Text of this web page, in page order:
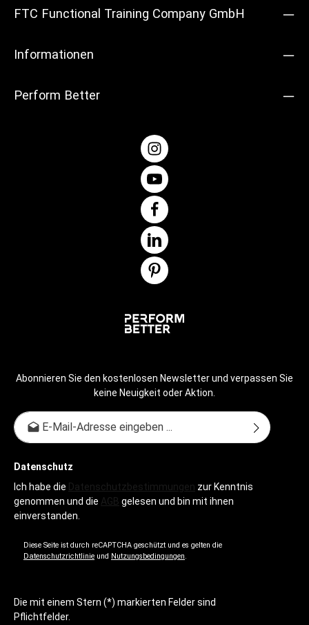
FTC Functional Training Company GmbH
Informationen
Perform Better
Abonnieren Sie den kostenlosen Newsletter und verpassen Sie
keine Neuigkeit oder Aktion.
Datenschutz
Ich habe die Datenschutzbestimmungen zur Kenntnis
genommen und die AGB gelesen und bin mit ihnen
einverstanden.
Diese Seite ist durch reCAPTCHA geschützt und es gelten die
Datenschutzrichtlinie und Nutzungsbedingungen.
Die mit einem Stern (*) markierten Felder sind
Pflichtfelder.